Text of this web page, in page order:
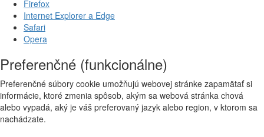
Firefox
Internet Explorer a Edge
Safari
Opera
Preferenčné (funkcionálne)
Preferenčné súbory cookie umožňujú webovej stránke zapamätať si
informácie, ktoré zmenia spôsob, akým sa webová stránka chová
alebo vypadá, aký je váš preferovaný jazyk alebo region, v ktorom sa
nachádzate.